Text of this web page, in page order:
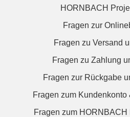
HORNBACH
Fragen zur
Fragen zu Versand
Fragen zu Zahlung
Fragen zur Rückgabe
Fragen zum Kundenkonto
Fragen zum HORNBACH